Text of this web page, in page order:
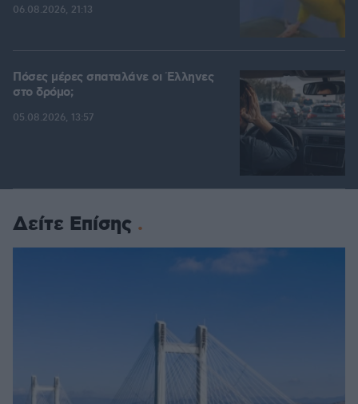
06.08.2026, 21:13
Πόσες μέρες σπαταλάνε οι Έλληνες
στο δρόμο;
05.08.2026, 13:57
Δείτε Επίσης